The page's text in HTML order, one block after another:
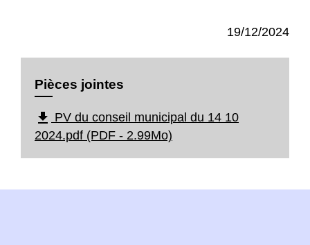
19/12/2024
Pièces jointes
file_download PV du conseil municipal du 14 10
2024.pdf (PDF - 2.99Mo)